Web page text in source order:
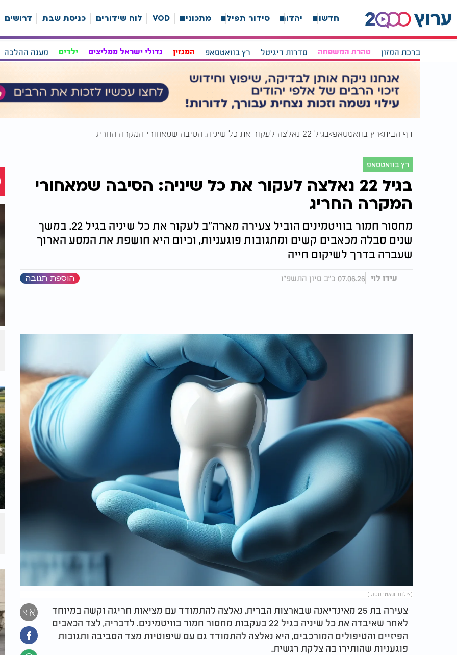
חדשות יהדות סידור תפילה מתכונים VOD לוח שידורים כניסת שבת דרושים
ברכת המזון טהרת המשפחה סדרות דיגיטל רץ בוואטסאפ המגזין גדולי ישראל ממליצים ילדים מענה ההלכה
דף הבית רץ בוואטסאפ בגיל 22 נאלצה לעקור את כל שיניה: הסיבה שמאחורי המקרה החריג
רץ בוואטסאפ
בגיל 22 נאלצה לעקור את כל שיניה: הסיבה שמאחורי
המקרה החריג
מחסור חמור בוויטמינים הוביל צעירה מארה"ב לעקור את כל שיניה בגיל 22. במשך
שנים סבלה מכאבים קשים ומתגובות פוגעניות, וכיום היא חושפת את המסע הארוך
שעברה בדרך לשיקום חייה
עידו לוי 07.06.26 כ"ב סיון התשפ"ו הוספת תגובה
(צילום: שאטרסטוק)
א א
צעירה בת 25 מאינדיאנה שבארצות הברית, נאלצה להתמודד עם מציאות חריגה וקשה במיוחד
לאחר שאיבדה את כל שיניה בגיל 22 בעקבות מחסור חמור בוויטמינים. לדבריה, לצד הכאבים
הפיזיים והטיפולים המורכבים, היא נאלצה להתמודד גם עם שיפוטיות מצד הסביבה ותגובות
פוגעניות שהותירו בה צלקת רגשית.